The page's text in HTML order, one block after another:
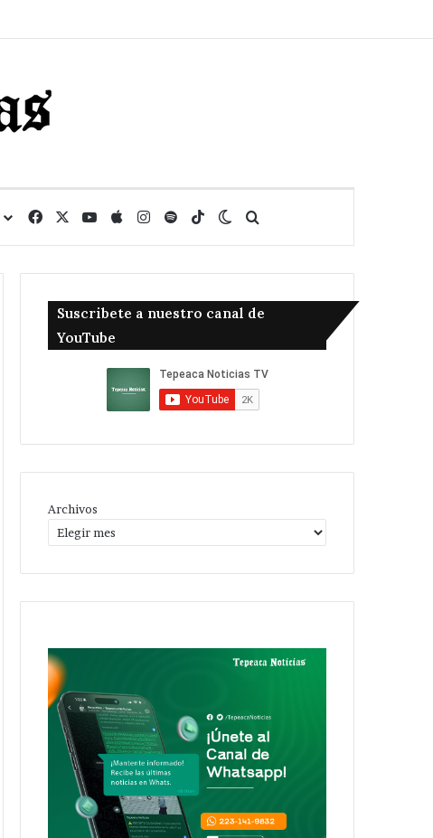
FacebookYouTube
AppleInstagram
SpotifyTikTokSwitch skin
Suscribete a nuestro canal de
YouTube
Archivos